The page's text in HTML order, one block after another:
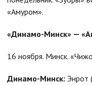
«Амуром».
«Динамо-Минск» —
16 ноября. Минск.
Динамо-Минск: Энрот